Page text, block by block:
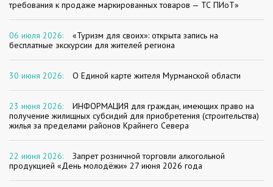
требования к продаже маркированных товаров — ТС ПИоТ»
06 июля 2026:
«Туризм для своих»: открыта запись на
бесплатные экскурсии для жителей региона
30 июня 2026: О Единой карте жителя Мурманской области
23 июня 2026:
ИНФОРМАЦИЯ для граждан, имеющих право на
получение жилищных субсидий для приобретения (строительства)
жилья за пределами районов Крайнего Севера
22 июня 2026:
Запрет розничной торговли алкогольной
продукцией «День молодёжи» 27 июня 2026 года